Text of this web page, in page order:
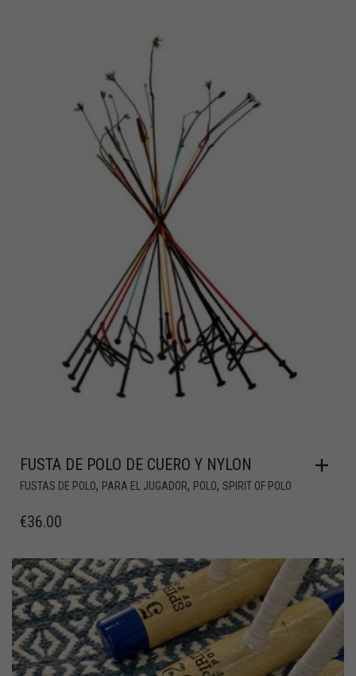
FUSTA DE POLO DE CUERO Y NYLON
FUSTAS DE POLO, PARA EL JUGADOR, POLO, SPIRIT OF POLO
€36.00